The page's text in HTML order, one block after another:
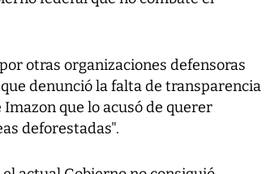
otras organizaciones defensoras
denunció la falta de transparencia
que lo acusó de querer
deforestadas".